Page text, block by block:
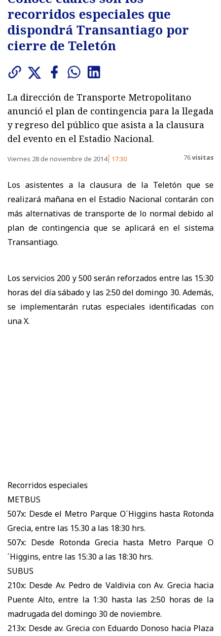
recorridos especiales que
dispondrá Transantiago por
cierre de Teletón
La dirección de Transporte Metropolitano
anunció el plan de contingencia para la llegada
y regreso del público que asista a la clausura
del evento en el Estadio Nacional.
Viernes 28 de noviembre de 2014 17:30 76visitas
Los asistentes a la clausura de la Teletón que se
realizará mañana en el Estadio Nacional contarán con
más alternativas de transporte de lo normal debido al
plan de contingencia que se aplicará en el sistema
Transantiago.
Los servicios 200 y 500 serán reforzados entre las 15:30
horas del día sábado y las 2:50 del domingo 30. Además,
se implementarán rutas especiales identificadas con
una X.
Recorridos especiales
METBUS
507x: Desde el Metro Parque O´Higgins hasta Rotonda
Grecia, entre las 15.30 a las 18:30 hrs.
507x: Desde Rotonda Grecia hasta Metro Parque O
´Higgins, entre las 15:30 a las 18:30 hrs.
SUBUS
210x: Desde Av. Pedro de Valdivia con Av. Grecia hacia
Puente Alto, entre la 1:30 hasta las 2:50 horas de la
madrugada del domingo 30 de noviembre.
213x: Desde av. Grecia con Eduardo Donoso hacia Plaza